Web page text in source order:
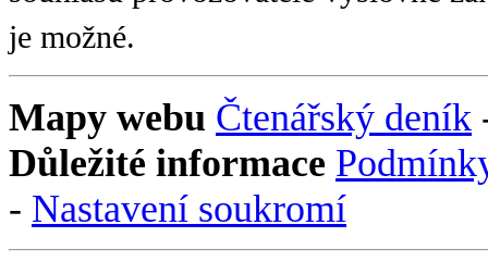
je možné.
Mapy webu Čtenářský deník
Důležité informace
- Nastavení soukromí